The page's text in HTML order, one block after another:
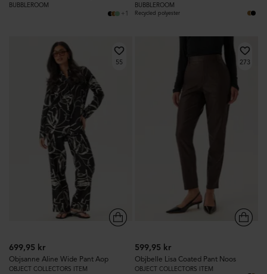
BUBBLEROOM
+1
BUBBLEROOM
Recycled polyester
55
699,95 kr
Objsanne Aline Wide Pant Aop
OBJECT COLLECTORS ITEM
273
599,95 kr
Objbelle Lisa Coated Pant Noos
OBJECT COLLECTORS ITEM